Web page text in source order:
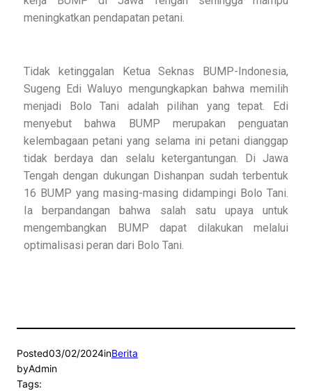
meningkatkan pendapatan petani.
Tidak ketinggalan Ketua Seknas BUMP-Indonesia,
Sugeng Edi Waluyo mengungkapkan bahwa memilih
menjadi Bolo Tani adalah pilihan yang tepat. Edi
menyebut bahwa BUMP merupakan penguatan
kelembagaan petani yang selama ini petani dianggap
tidak berdaya dan selalu ketergantungan. Di Jawa
Tengah dengan dukungan Dishanpan sudah terbentuk
16 BUMP yang masing-masing didampingi Bolo Tani.
Ia berpandangan bahwa salah satu upaya untuk
mengembangkan BUMP dapat dilakukan melalui
optimalisasi peran dari Bolo Tani.
Posted03/02/2024inBerita
byAdmin
Tags: